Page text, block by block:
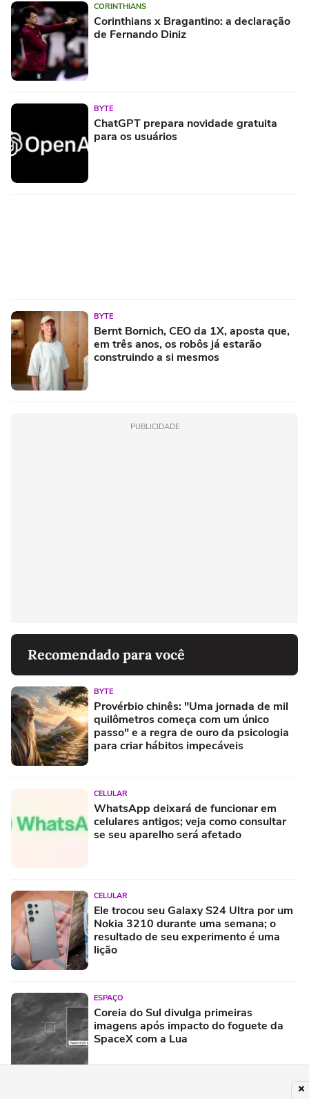
CORINTHIANS
Corinthians x Bragantino: a declaração
de Fernando Diniz
BYTE
ChatGPT prepara novidade gratuita
para os usuários
BYTE
Bernt Bornich, CEO da 1X, aposta que,
em três anos, os robôs já estarão
construindo a si mesmos
PUBLICIDADE
Recomendado para você
BYTE
Provérbio chinês: "Uma jornada de mil
quilômetros começa com um único
passo" e a regra de ouro da psicologia
para criar hábitos impecáveis
CELULAR
WhatsApp deixará de funcionar em
celulares antigos; veja como consultar
se seu aparelho será afetado
CELULAR
Ele trocou seu Galaxy S24 Ultra por um
Nokia 3210 durante uma semana; o
resultado de seu experimento é uma
lição
ESPAÇO
Coreia do Sul divulga primeiras
imagens após impacto do foguete da
SpaceX com a Lua